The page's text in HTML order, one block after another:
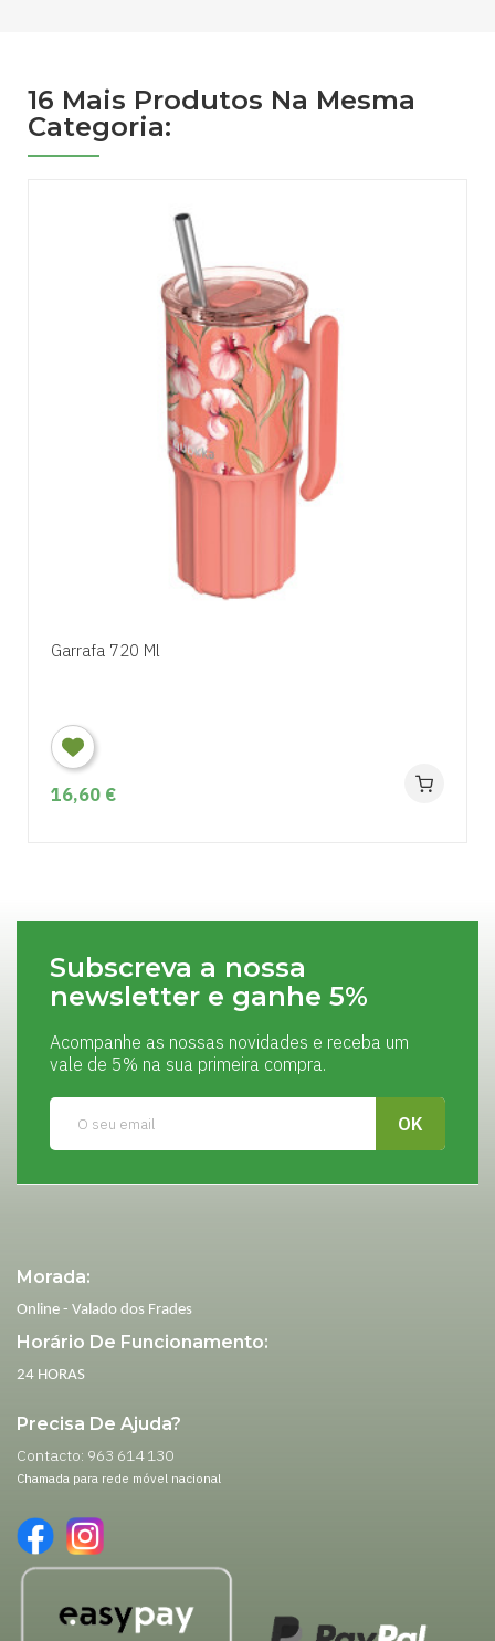
16 Mais Produtos Na Mesma
Categoria:
Garrafa 720 Ml
16,60 €
Subscreva a nossa
newsletter e ganhe 5%
Acompanhe as nossas novidades e receba um
vale de 5% na sua primeira compra.
Morada:
Online - Valado dos Frades
Horário De Funcionamento:
24 HORAS
Precisa De Ajuda?
Contacto: 963 614 130
Chamada para rede móvel nacional